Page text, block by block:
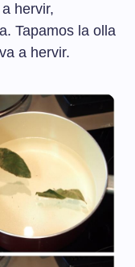
hervir,
Tapamos la olla
a hervir.